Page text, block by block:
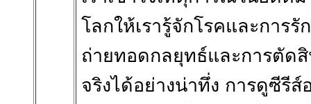
โลกให้เรารู้จักโรคและการ
ถ่ายทอดกลยุทธ์และการตัด
จริงได้อย่างน่าทึ่ง การดูซีรี